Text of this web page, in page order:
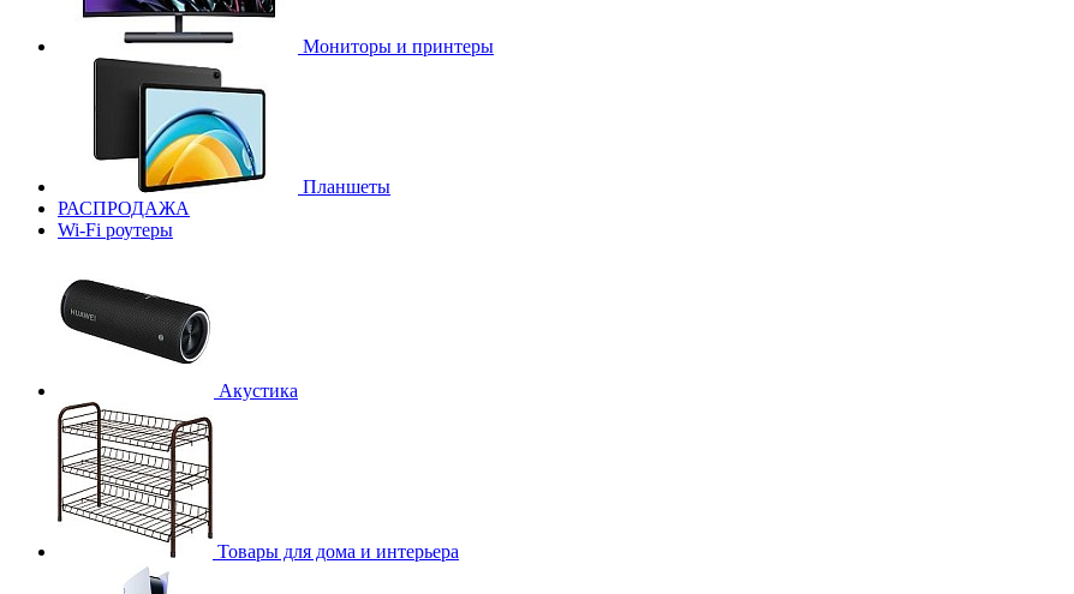
Мониторы и принтеры
Планшеты
РАСПРОДАЖА
Wi-Fi роутеры
Акустика
Товары для дома и интерьера